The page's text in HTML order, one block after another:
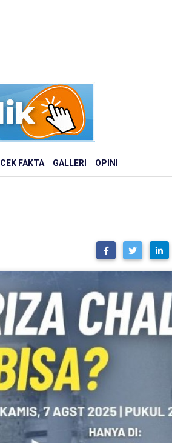
CEK FAKTA GALLERI OPINI